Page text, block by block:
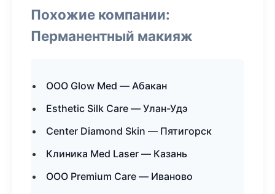
Похожие компании:
Перманентный макияж
ООО Glow Med — Абакан
Esthetic Silk Care — Улан-Удэ
Center Diamond Skin — Пятигорск
Клиника Med Laser — Казань
ООО Premium Care — Иваново